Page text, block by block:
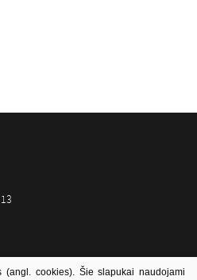
(angl. cookies). Šie slapukai naudojami